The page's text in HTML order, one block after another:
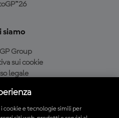
siamo
Group
sui cookie
legale
di acquisto
cookie e tecnologie simili per